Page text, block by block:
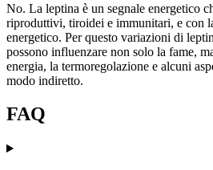
No. La leptina è un segnale energetico
riproduttivi, tiroidei e immunitari, e con
energetico. Per questo variazioni di
possono influenzare non solo la fame,
energia, la termoregolazione e alcuni
modo indiretto.
FAQ